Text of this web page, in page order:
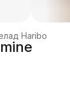
Haribo